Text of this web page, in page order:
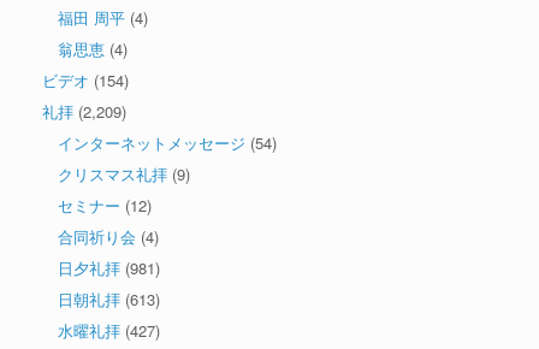
福田 周平 (4)
翁思恵 (4)
ビデオ (154)
礼拝 (2,209)
インターネットメッセージ (54)
クリスマス礼拝 (9)
セミナー (12)
合同祈り会 (4)
日夕礼拝 (981)
日朝礼拝 (613)
水曜礼拝 (427)